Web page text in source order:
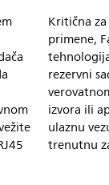
Kritična
primene,
rezervni
izvora ili
ulaznu
trenutnu